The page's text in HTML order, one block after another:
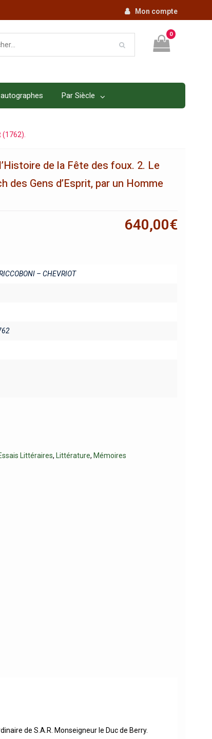
Mon compte
0
Par Siècle
de la Fête des foux. 2. Le
des Gens d’Esprit, par un Homme
640,00€
– CHEVRIOT
Littéraires, Littérature, Mémoires
de S.A.R. Monseigneur le Duc de Berry.